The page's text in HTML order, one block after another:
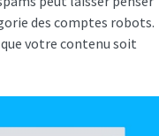
des comptes robots.
votre contenu soit